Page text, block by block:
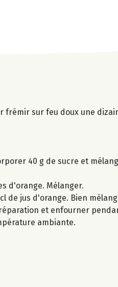
frémir sur feu doux une
40 g de sucre et
d'orange. Mélanger.
de jus d'orange. Bien
et enfourner
ambiante.